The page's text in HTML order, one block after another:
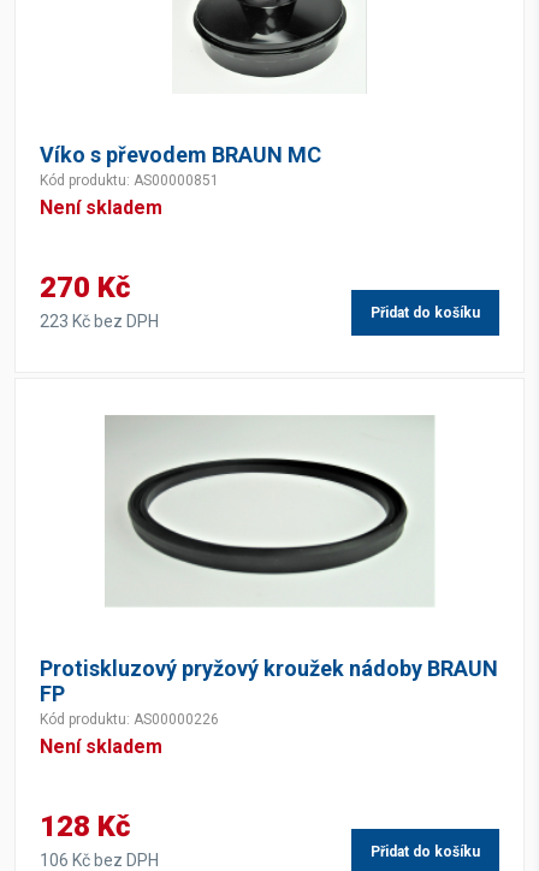
Víko s převodem BRAUN MC
Kód produktu: AS00000851
Není skladem
270 Kč
223 Kč bez DPH Přidat do košíku
Protiskluzový pryžový kroužek nádoby BRAUN
FP
Kód produktu: AS00000226
Není skladem
128 Kč
106 Kč bez DPH Přidat do košíku